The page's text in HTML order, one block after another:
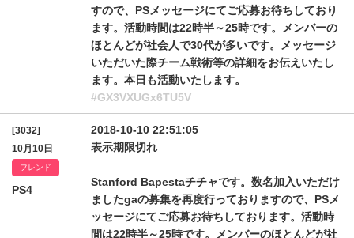
すので、PSメッセージにてご応募お待ちしており
ます。活動時間は22時半～25時です。メンバーの
ほとんどが社会人で30代が多いです。メッセージ
いただいた際チーム戦術等の詳細をお伝えいたし
ます。本日も活動いたします。
#GX3VXUGx6TU5V
[3032]
10月10日
フレンド
PS4
2018-10-10 22:51:05
表示期限切れ
Stanford Bapestaチチャです。数名加入いただけ
ましたgaの募集を再度行っておりますので、PSメ
ッセージにてご応募お待ちしております。活動時
間は22時半～25時です。メンバーのほとんどが社